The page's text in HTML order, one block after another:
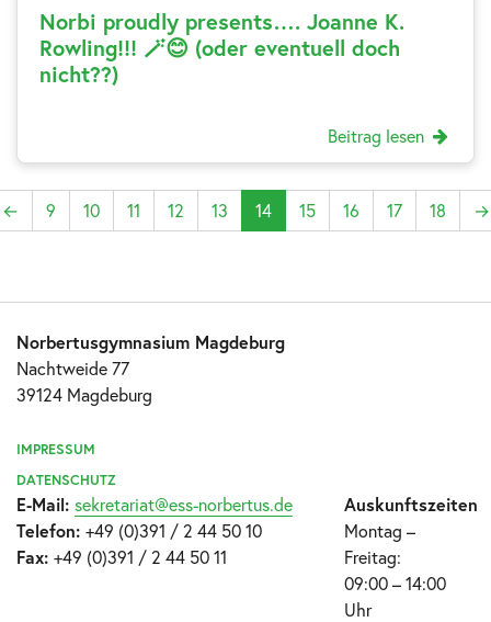
Norbi proudly presents…. Joanne K.
Rowling!!! 🪄😊 (oder eventuell doch
nicht??)
Beitrag lesen
← 9 10 11 12 13 14 15 16 17 18 →
Norbertusgymnasium Magdeburg
Nachtweide 77
39124 Magdeburg
IMPRESSUM
DATENSCHUTZ
E-Mail: sekretariat@ess-norbertus.de
Telefon: +49 (0)391 / 2 44 50 10
Fax: +49 (0)391 / 2 44 50 11
Auskunftszeiten
Montag –
Freitag:
09:00 – 14:00
Uhr